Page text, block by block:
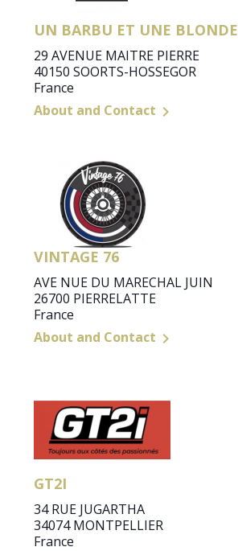
UN BARBU ET UNE BLONDE
29 AVENUE MAITRE PIERRE
40150 SOORTS-HOSSEGOR
France
About and Contact 
VINTAGE 76
AVE NUE DU MARECHAL JUIN
26700 PIERRELATTE
France
About and Contact 
GT2I
34 RUE JUGARTHA
34074 MONTPELLIER
France